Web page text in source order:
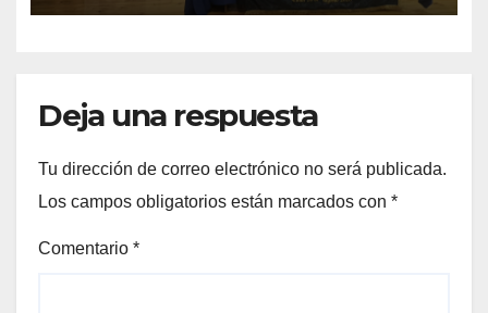
Deja una respuesta
Tu dirección de correo electrónico no será publicada.
Los campos obligatorios están marcados con *
Comentario *